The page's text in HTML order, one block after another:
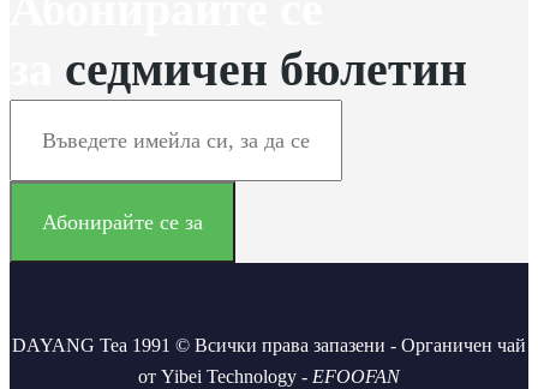
седмичен бюлетин
DAYANG Tea 1991 © Всички права запазени - Органичен чай
от Yibei Technology - EFOOFAN